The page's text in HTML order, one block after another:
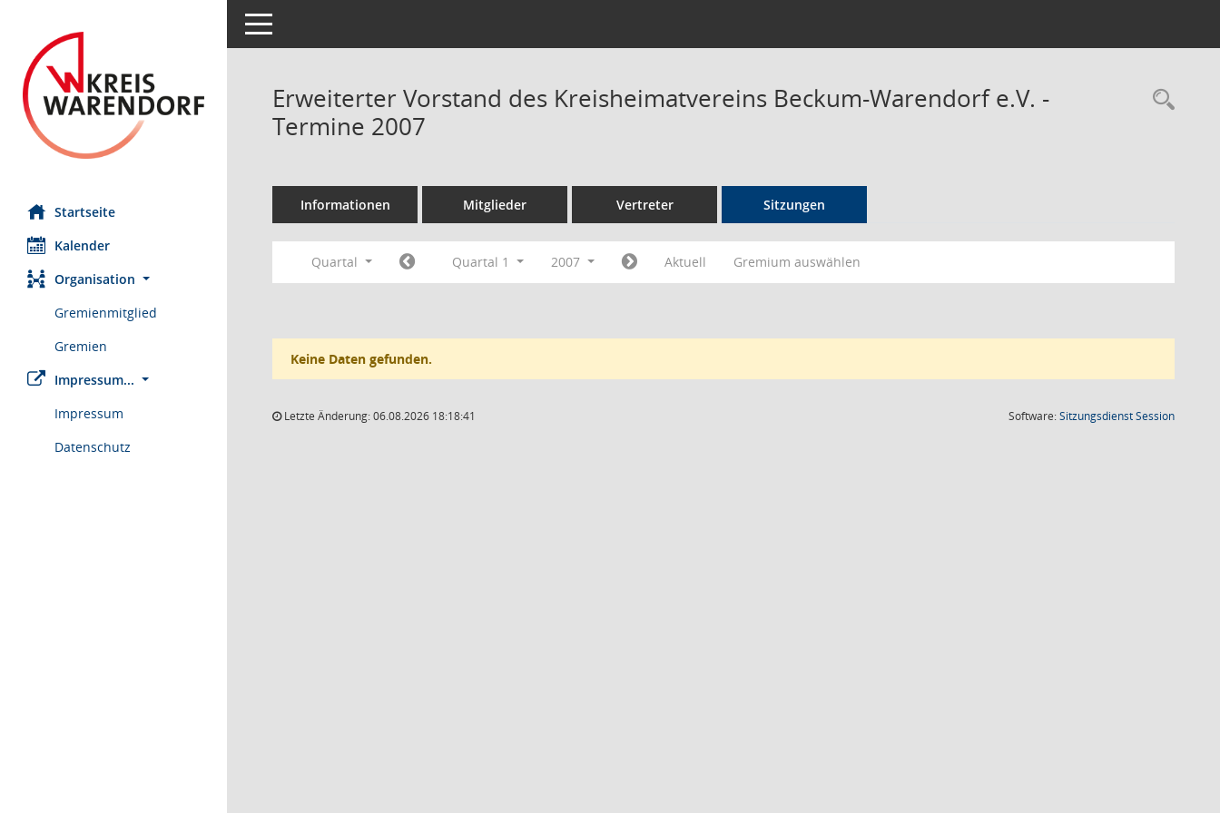
Startseite
Kalender
Organisation
Gremienmitglied
Gremien
Impressum...
Impressum
Datenschutz
Toggle navigation
Erweiterter Vorstand des Kreisheimatvereins Beckum-Warendorf e.V. -
Termine 2007
Informationen Mitglieder Vertreter Sitzungen
Quartal Quartal 1 2007 Aktuell Gremium auswählen
Keine Daten gefunden.
Letzte Änderung: 06.08.2026 18:18:41 Software:SitzungsdienstSession(Wird in